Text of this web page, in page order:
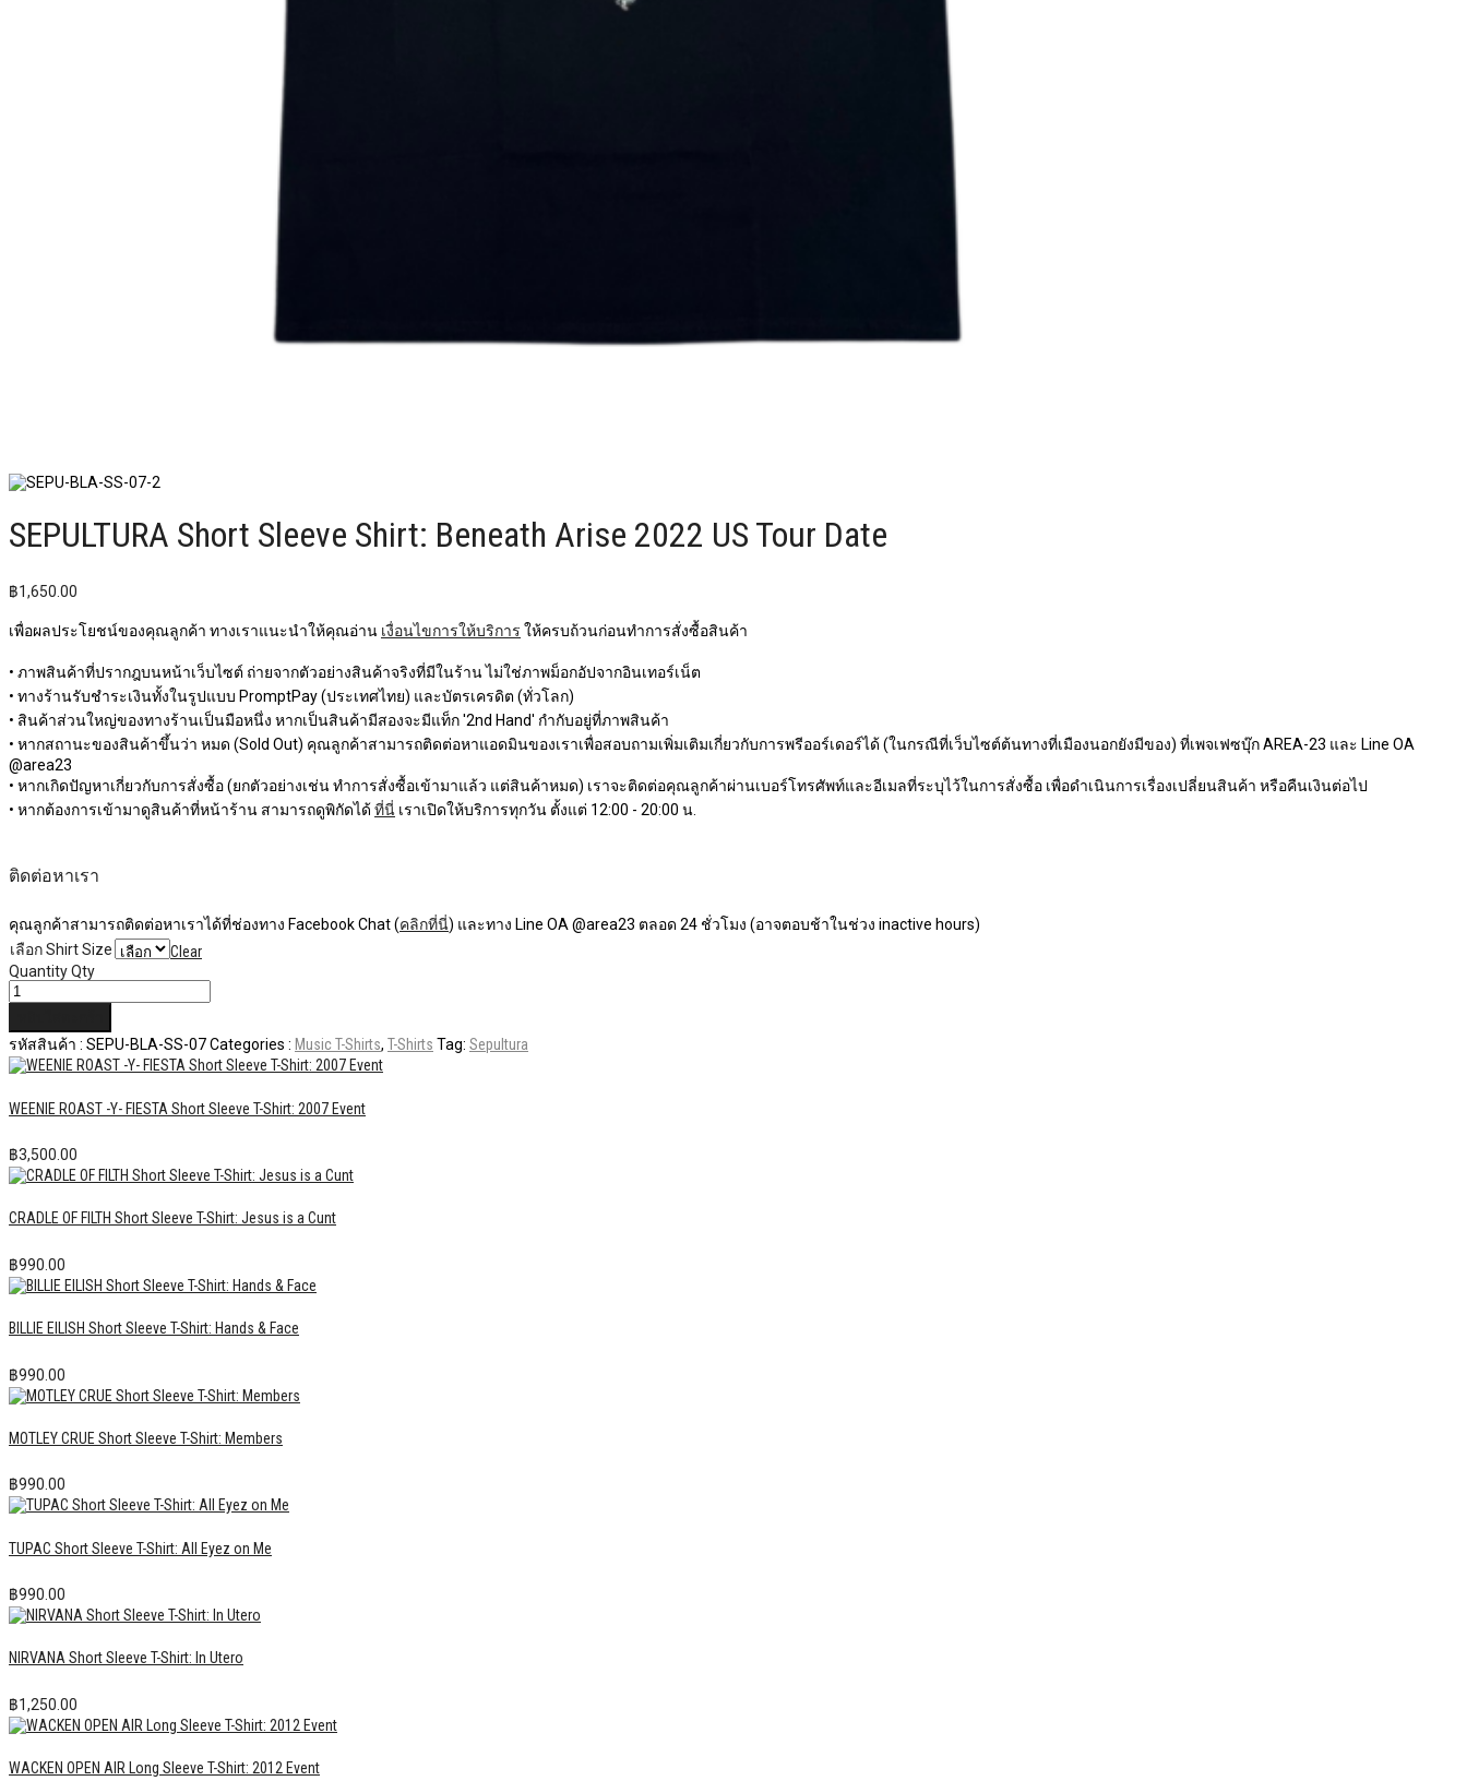
SEPULTURA Short Sleeve Shirt: Beneath Arise 2022 US Tour Date
฿1,650.00
เพื่อผลประโยชน์ของคุณลูกค้า ทางเราแนะนำให้คุณอ่าน เงื่อนไขการให้บริการ ให้ครบถ้วนก่อนทำการสั่งซื้อสินค้า
• ภาพสินค้าที่ปรากฎบนหน้าเว็บไซต์ ถ่ายจากตัวอย่างสินค้าจริงที่มีในร้าน ไม่ใช่ภาพม็อกอัปจากอินเทอร์เน็ต
• ทางร้านรับชำระเงินทั้งในรูปแบบ PromptPay (ประเทศไทย) และบัตรเครดิต (ทั่วโลก)
• สินค้าส่วนใหญ่ของทางร้านเป็นมือหนึ่ง หากเป็นสินค้ามีสองจะมีแท็ก '2nd Hand' กำกับอยู่ที่ภาพสินค้า
• หากสถานะของสินค้าขึ้นว่า หมด (Sold Out) คุณลูกค้าสามารถติดต่อหาแอดมินของเราเพื่อสอบถามเพิ่มเติมเกี่ยวกับการพรีออร์เดอร์ได้ (ในกรณีที่เว็บไซต์ต้นทางที่เมืองนอกยังมีของ) ที่เพจเฟซบุ๊ก AREA-23 และ Line OA
@area23
• หากเกิดปัญหาเกี่ยวกับการสั่งซื้อ (ยกตัวอย่างเช่น ทำการสั่งซื้อเข้ามาแล้ว แต่สินค้าหมด) เราจะติดต่อคุณลูกค้าผ่านเบอร์โทรศัพท์และอีเมลที่ระบุไว้ในการสั่งซื้อ เพื่อดำเนินการเรื่องเปลี่ยนสินค้า หรือคืนเงินต่อไป
• หากต้องการเข้ามาดูสินค้าที่หน้าร้าน สามารถดูพิกัดได้ ที่นี่ เราเปิดให้บริการทุกวัน ตั้งแต่ 12:00 - 20:00 น.
ติดต่อหาเรา
คุณลูกค้าสามารถติดต่อหาเราได้ที่ช่องทาง Facebook Chat (คลิกที่นี่) และทาง Line OA @area23 ตลอด 24 ชั่วโมง (อาจตอบช้าในช่วง inactive hours)
เลือก Shirt Size
Clear
QuantityQty
รหัสสินค้า : SEPU-BLA-SS-07Categories : Music T-Shirts, T-Shirts Tag: Sepultura
WEENIE ROAST -Y- FIESTA Short Sleeve T-Shirt: 2007 Event
฿3,500.00
CRADLE OF FILTH Short Sleeve T-Shirt: Jesus is a Cunt
฿990.00
BILLIE EILISH Short Sleeve T-Shirt: Hands & Face
฿990.00
MOTLEY CRUE Short Sleeve T-Shirt: Members
฿990.00
TUPAC Short Sleeve T-Shirt: All Eyez on Me
฿990.00
NIRVANA Short Sleeve T-Shirt: In Utero
฿1,250.00
WACKEN OPEN AIR Long Sleeve T-Shirt: 2012 Event